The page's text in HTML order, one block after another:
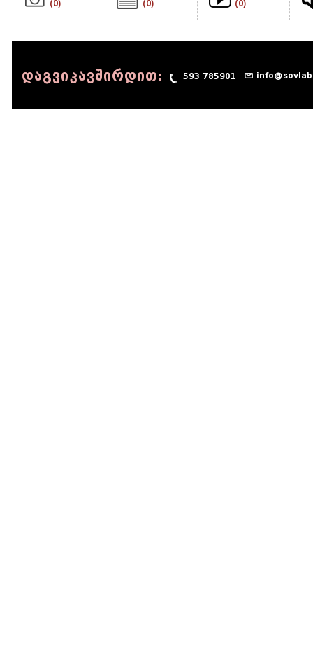
(0) (0) (0)
დაგვიკავშირდით: 593 785901